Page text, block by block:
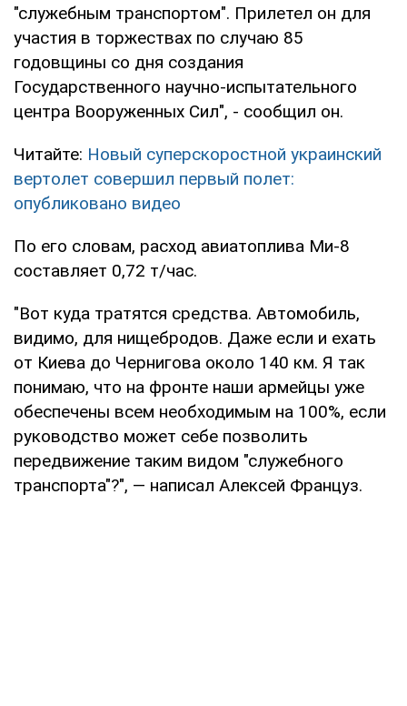
"служебным транспортом". Прилетел он для
участия в торжествах по случаю 85
годовщины со дня создания
Государственного научно-испытательного
центра Вооруженных Сил", - сообщил он.
Читайте: Новый суперскоростной украинский
вертолет совершил первый полет:
опубликовано видео
По его словам, расход авиатоплива Ми-8
составляет 0,72 т/час.
"Вот куда тратятся средства. Автомобиль,
видимо, для нищебродов. Даже если и ехать
от Киева до Чернигова около 140 км. Я так
понимаю, что на фронте наши армейцы уже
обеспечены всем необходимым на 100%, если
руководство может себе позволить
передвижение таким видом "служебного
транспорта"?", — написал Алексей Француз.